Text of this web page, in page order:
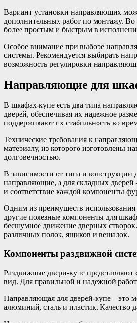
Вариант установки направляющих
дополнительных работ по монтажу. Во
более простым и быстрым в
Особое внимание при выборе
системы. Рекомендуется выбирать
возможность регулировки
Направляющие для
В шкафах-купе есть два типа
дверей, обеспечивая их надежное
поддерживают их стабильность во
Технические требования к
материалу, из которого изготовлены
долговечностью.
В зависимости от типа и
направляющие, а для складных
и соответствие каждой компоненты
Одним из преимуществ
другие полезные компоненты для
бесшумное движение дверных
различных полок, ящиков и вешалок.
Компоненты раздвижной
Раздвижные двери-купе
вид. Для правильной и надежной
Направляющая для дверей-купе – это
алюминий, сталь и пластик. Качество